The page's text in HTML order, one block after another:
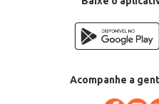
Acompanhe a